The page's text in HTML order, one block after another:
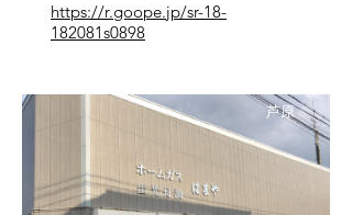
https://r.goope.jp/sr-18-
182081s0898
芦原